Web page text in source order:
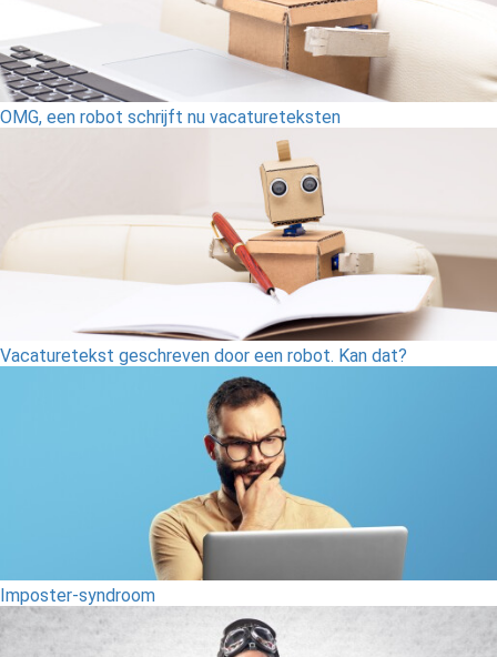
OMG, een robot schrijft nu vacatureteksten
Vacaturetekst geschreven door een robot. Kan dat?
Imposter-syndroom